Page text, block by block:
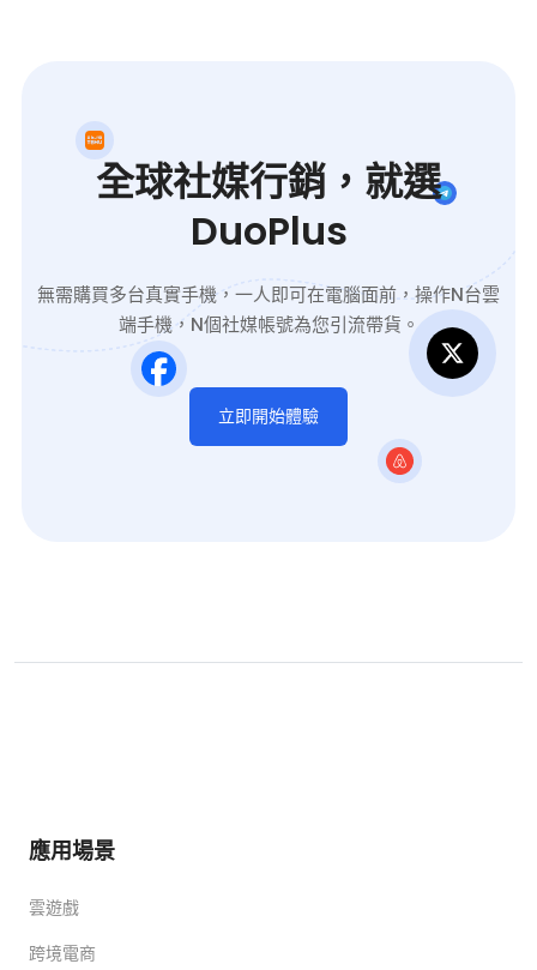
全球社媒行銷，就選
DuoPlus
無需購買多台真實手機，一人即可在電腦面前，操作N台雲
端手機，N個社媒帳號為您引流帶貨。
立即開始體驗
應用場景
雲遊戲
跨境電商